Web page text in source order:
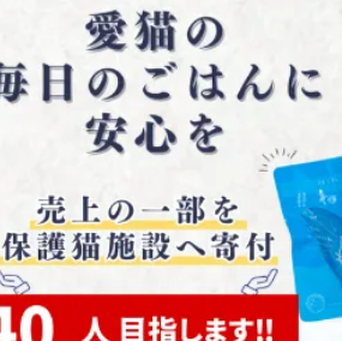
ビジネス・起業
まちづくり・地域活性化